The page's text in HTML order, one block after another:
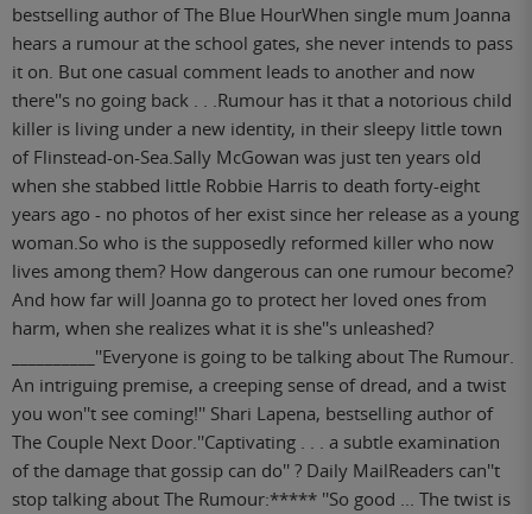
bestselling author of The Blue HourWhen single mum Joanna
hears a rumour at the school gates, she never intends to pass
it on. But one casual comment leads to another and now
there''s no going back . . .Rumour has it that a notorious child
killer is living under a new identity, in their sleepy little town
of Flinstead-on-Sea.Sally McGowan was just ten years old
when she stabbed little Robbie Harris to death forty-eight
years ago - no photos of her exist since her release as a young
woman.So who is the supposedly reformed killer who now
lives among them? How dangerous can one rumour become?
And how far will Joanna go to protect her loved ones from
harm, when she realizes what it is she''s unleashed?
__________''Everyone is going to be talking about The Rumour.
An intriguing premise, a creeping sense of dread, and a twist
you won''t see coming!'' Shari Lapena, bestselling author of
The Couple Next Door.''Captivating . . . a subtle examination
of the damage that gossip can do'' ? Daily MailReaders can''t
stop talking about The Rumour:***** ''So good ... The twist is